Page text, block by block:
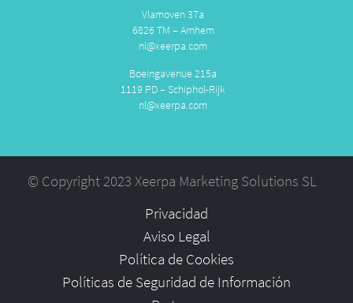
Vlamoven 37a
6826 TM – Arnhem
nl@xeerpa.com
Boeingavenue 215a
1119 PD – Schiphol-Rijk
nl@xeerpa.com
© Copyright 2023 Xeerpa Marketing Solutions SL
Privacidad
Aviso Legal
Política de Cookies
Políticas de Seguridad de Información